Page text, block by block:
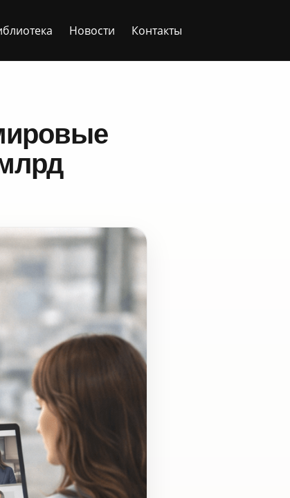
Новости Контакты